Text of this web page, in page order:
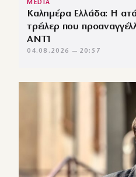
MEDIA
Καλημέρα Ελλάδα: Η
τρέιλερ που
ΑΝΤ1
04.08.2026 — 20:57